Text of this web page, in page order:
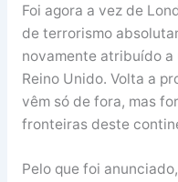
Foi agora a vez de
de terrorismo
novamente atribuído a
Reino Unido. Volta a
vêm só de fora, mas
fronteiras deste
Pelo que foi